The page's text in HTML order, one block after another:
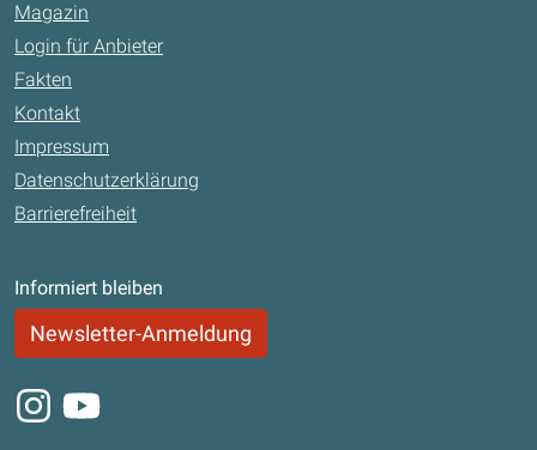
Magazin
Login für Anbieter
Fakten
Kontakt
Impressum
Datenschutzerklärung
Barrierefreiheit
Informiert bleiben
Newsletter-Anmeldung
Instagram
Youtube